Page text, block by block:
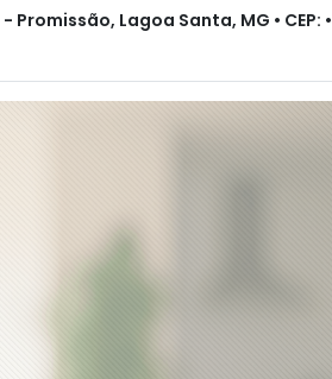
- Promissão, Lagoa Santa, MG • CEP: •